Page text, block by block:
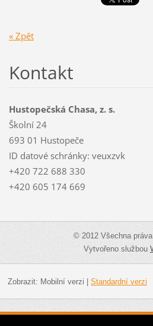
« Zpět
Kontakt
Hustopečská Chasa, z. s.
Školní 24
693 01 Hustopeče
ID datové schránky: veuxzvk
+420 722 688 330
+420 605 174 669
© 2012 Všechna
Vytvořeno službou
Zobrazit: Mobilní verzi Standardní verzi